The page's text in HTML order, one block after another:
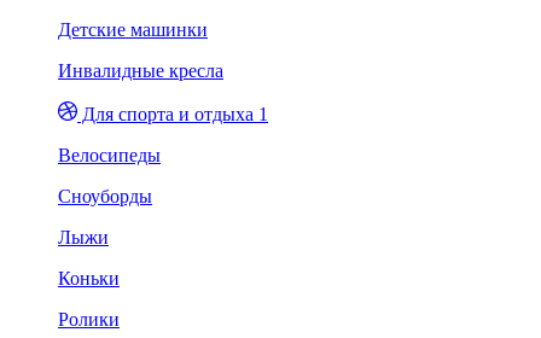
Детские машинки
Инвалидные кресла
Для спорта и отдыха 1
Велосипеды
Сноуборды
Лыжи
Коньки
Ролики